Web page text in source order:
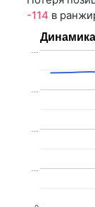
-114 в
…
…
…
…